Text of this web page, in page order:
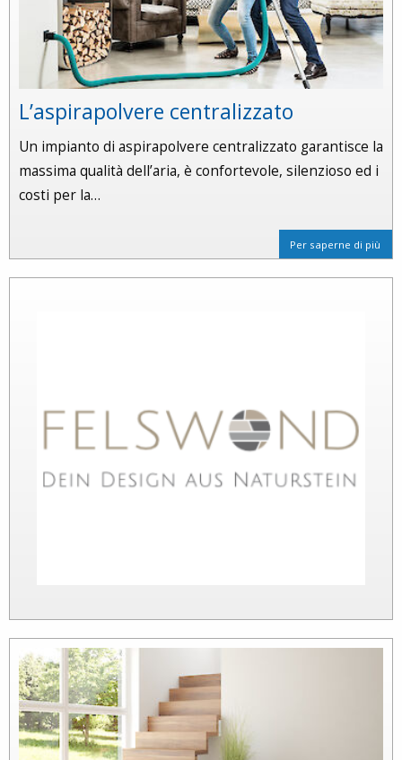
L’aspirapolvere centralizzato
Un impianto di aspirapolvere centralizzato garantisce la
massima qualità dell’aria, è confortevole, silenzioso ed i
costi per la…
Per saperne di più